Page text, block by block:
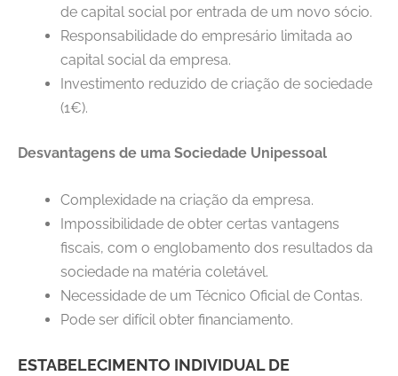
de capital social por entrada de um novo sócio.
Responsabilidade do empresário limitada ao
capital social da empresa.
Investimento reduzido de criação de sociedade
(1€).
Desvantagens de uma Sociedade Unipessoal
Complexidade na criação da empresa.
Impossibilidade de obter certas vantagens
fiscais, com o englobamento dos resultados da
sociedade na matéria coletável.
Necessidade de um Técnico Oficial de Contas.
Pode ser difícil obter financiamento.
ESTABELECIMENTO INDIVIDUAL DE